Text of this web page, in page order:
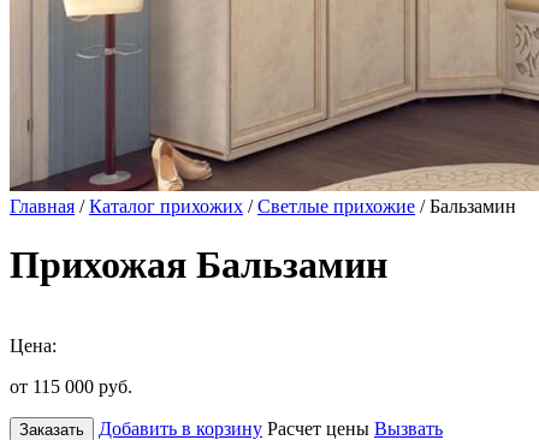
Главная /Каталог прихожих /Светлые прихожие / Бальзамин
Прихожая Бальзамин
Цена:
от 115 000 руб.
Заказать Добавить в корзину Расчет цены Вызвать